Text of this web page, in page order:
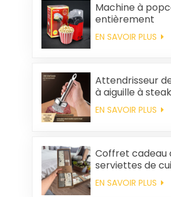
Machine à
entièrement
automatique
maison, machine
EN SAVOIR PLUS
Attendrisseur
à aiguille à steak
EN SAVOIR PLUS
Coffret cadeau
serviettes de
carrées et
coton
EN SAVOIR PLUS